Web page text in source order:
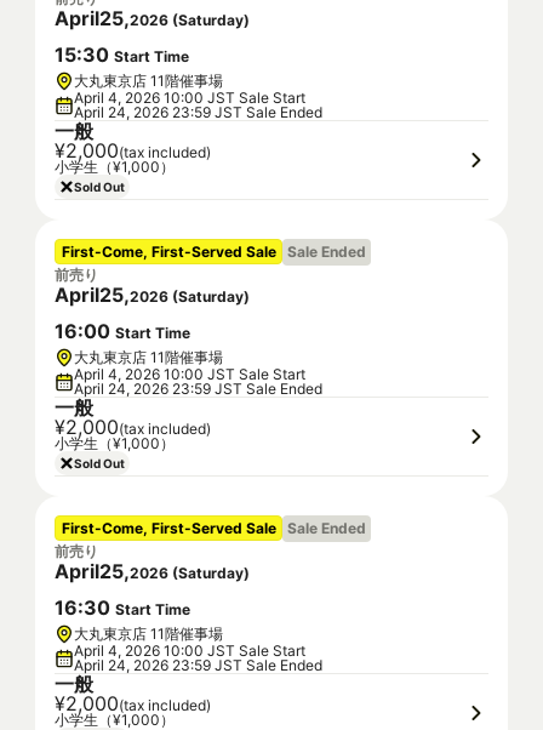
April25,2026 (Saturday)
15:30 Start Time
大丸東京店 11階催事場
April 4, 2026 10:00 JST Sale Start
April 24, 2026 23:59 JST Sale Ended
一般
¥2,000(tax included)
小学生（¥1,000）
Sold Out
First-Come, First-Served Sale Sale Ended
前売り
April25,2026 (Saturday)
16:00 Start Time
大丸東京店 11階催事場
April 4, 2026 10:00 JST Sale Start
April 24, 2026 23:59 JST Sale Ended
一般
¥2,000(tax included)
小学生（¥1,000）
Sold Out
First-Come, First-Served Sale Sale Ended
前売り
April25,2026 (Saturday)
16:30 Start Time
大丸東京店 11階催事場
April 4, 2026 10:00 JST Sale Start
April 24, 2026 23:59 JST Sale Ended
一般
¥2,000(tax included)
小学生（¥1,000）